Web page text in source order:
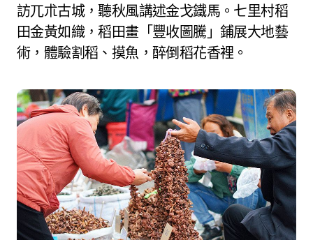
訪兀朮古城，聽秋風講述金戈鐵馬。七里村稻
田金黃如織，稻田畫「豐收圖騰」鋪展大地藝
術，體驗割稻、摸魚，醉倒稻花香裡。